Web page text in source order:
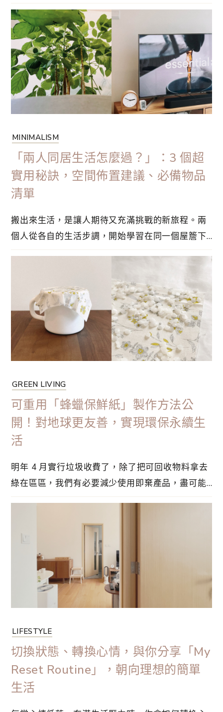
防災資訊也相當有心得。在短時間內，受到讀者們
的追隨，讓粉絲人數破 106K，成為日本整理收納
人氣 Instagrammer！在這本書整合了很多日常家
事和防災的巧思⋯
MINIMALISM
「兩人同居生活怎麼過？」：3 個超
實用秘訣，空間佈置建議、必備物品
清單
搬出來生活，是讓人期待又充滿挑戰的新旅程。兩
個人從各自的生活步調，開始學習在同一個屋簷下
讓生活更順利？別擔心，這篇文章將分享 3 個超實
用的同居生活秘訣，從空間佈置建議到必備物品清
單，幫助你和另一半輕鬆邁向幸福的同居生活。
GREEN LIVING
可重用「蜂蠟保鮮紙」製作方法公
開！對地球更友善，實現環保永續生
活
明年 4 月實行垃圾收費了，除了把可回收物料拿去
綠在區區，我們有必要減少使用即棄產品，盡可能
製作方式非常簡單，進一步實踐環保永續生活。想
要製作蜂蠟保鮮紙的原因，是因為想買一個杯蓋，
可是一直選不到喜歡的，就想要自己試試⋯
LIFESTYLE
切換狀態、轉換心情，與你分享「My
Reset Routine」，朝向理想的簡單
生活